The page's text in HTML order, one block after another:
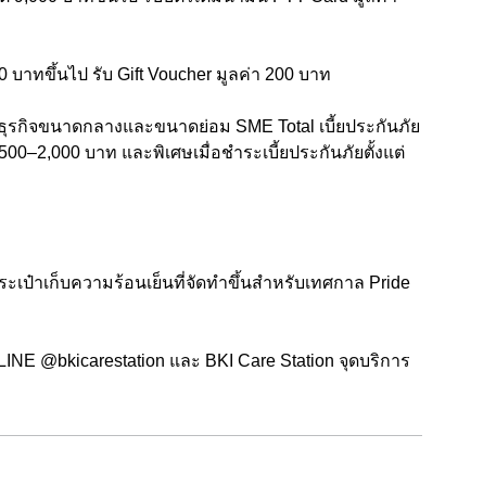
บาทขึ้นไป รับ Gift Voucher มูลค่า 200 บาท
จขนาดกลางและขนาดย่อม SME Total เบี้ยประกันภัย
บาท และพิเศษเมื่อชำระเบี้ยประกันภัยตั้งแต่
เป๋าเก็บความร้อนเย็นที่จัดทำขึ้นสำหรับเทศกาล Pride
@bkicarestation และ BKI Care Station จุดบริการ